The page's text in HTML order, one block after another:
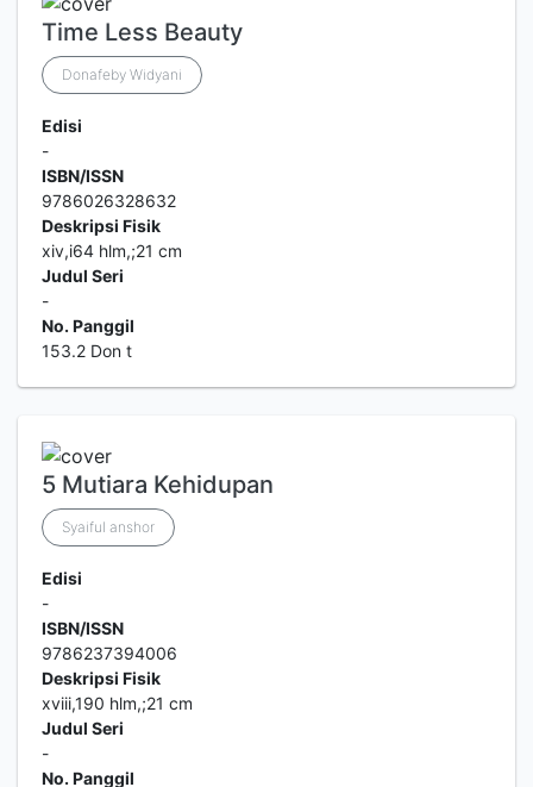
Time Less Beauty
Donafeby Widyani
Edisi
-
ISBN/ISSN
9786026328632
Deskripsi Fisik
xiv,i64 hlm,;21 cm
Judul Seri
-
No. Panggil
153.2 Don t
5 Mutiara Kehidupan
Syaiful anshor
Edisi
-
ISBN/ISSN
9786237394006
Deskripsi Fisik
xviii,190 hlm,;21 cm
Judul Seri
-
No. Panggil